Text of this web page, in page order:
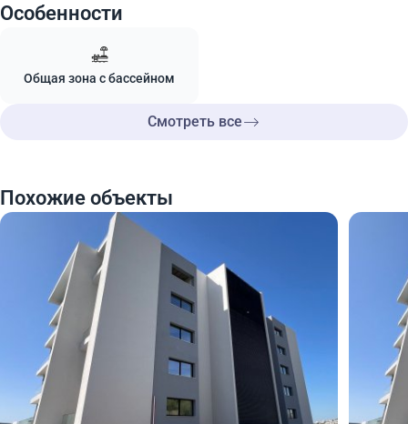
Особенности
Общая зона с бассейном
Смотреть все
Похожие объекты